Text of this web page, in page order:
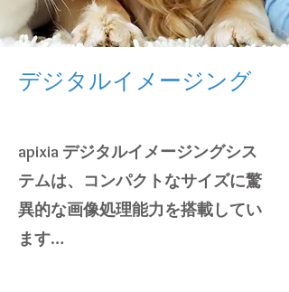
デジタルイメージング
apixia デジタルイメージングシス
テムは、コンパクトなサイズに驚
異的な画像処理能力を搭載してい
ます…